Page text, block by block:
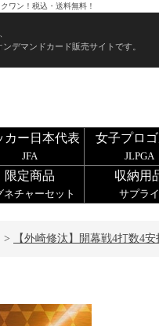
ワン！税込・送料無料！
デマンドカード販売サイトです。
カー日本代表
JFA
女子プロ
JLPGA
限定商品
ネチャーセット
収納用
サプライ
> 【外崎修汰】開幕戦4打数4安